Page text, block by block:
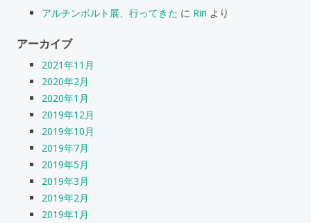
アルチンボルト展、行ってきた に Riri より
アーカイブ
2021年11月
2020年2月
2020年1月
2019年12月
2019年10月
2019年7月
2019年5月
2019年3月
2019年2月
2019年1月